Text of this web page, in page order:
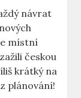
návrat
místní
‍českou
krátký na
plánování!